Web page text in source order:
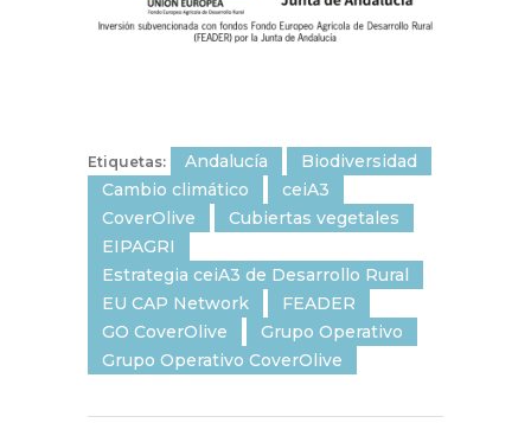
Etiquetas: Andalucía
Biodiversidad
Cambio climático
ceiA3
CoverOlive
Cubiertas vegetales
EIPAGRI
Estrategia ceiA3 de Desarrollo Rural
EU CAP Network
FEADER
GO CoverOlive
Grupo Operativo
Grupo Operativo CoverOlive